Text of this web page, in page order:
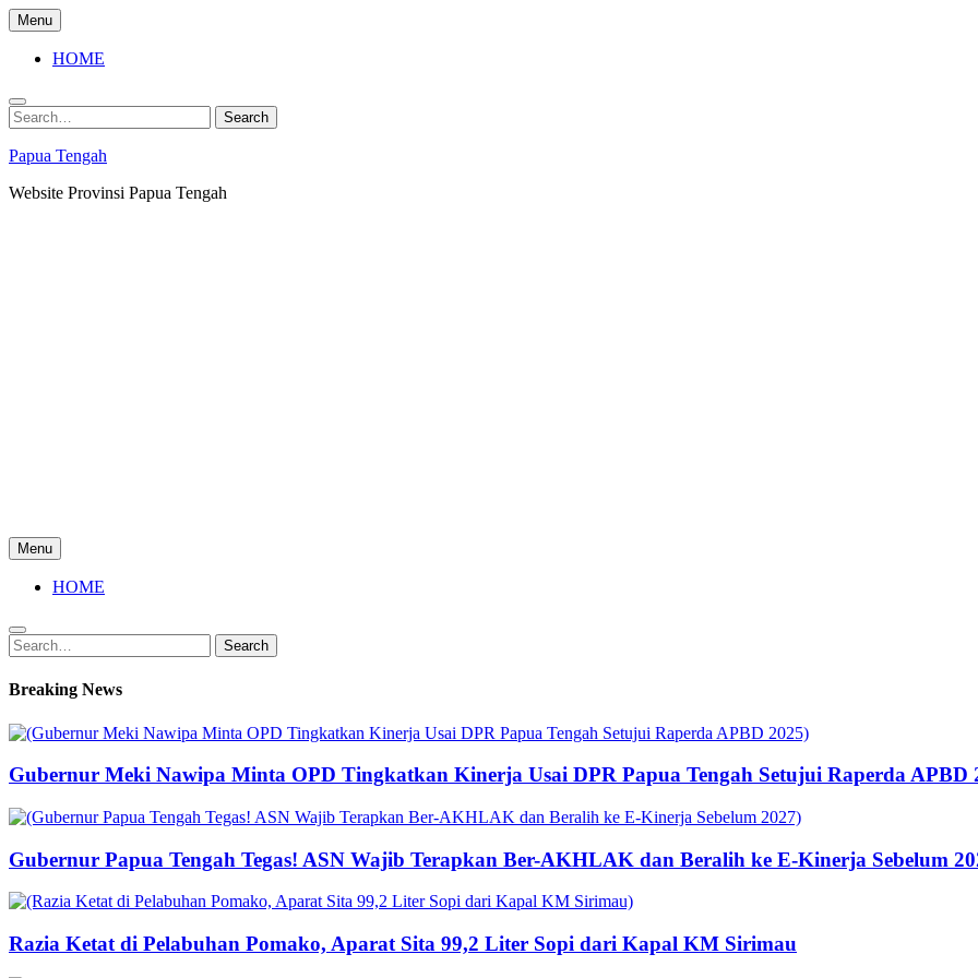
Skip
to
content
Menu
HOME
Search
for:
Search
Papua Tengah
Website Provinsi Papua Tengah
Menu
HOME
Search
for:
Search
Breaking News
Gubernur Meki Nawipa Minta OPD Tingkatkan Kinerja Usai DPR Papua Tengah Setujui Raperda APBD
Gubernur Papua Tengah Tegas! ASN Wajib Terapkan Ber-AKHLAK dan Beralih ke E-Kinerja Sebelum
Razia Ketat di Pelabuhan Pomako, Aparat Sita 99,2 Liter Sopi dari Kapal KM Sirimau